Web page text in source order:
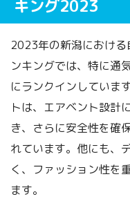
キング2023
2023年の新潟におけ
ンキングでは、特に通
にランクインしていま
トは、エアベント設計
き、さらに安全性を確
れています。他にも、
く、ファッション性を
ます。